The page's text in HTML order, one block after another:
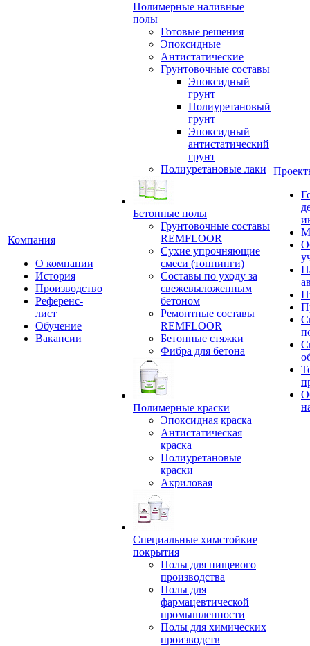
Компания
О компании
История
Производство
Референс-
лист
Обучение
Вакансии
Полимерные наливные
полы
Готовые решения
Эпоксидные
Антистатические
Грунтовочные составы
Эпоксидный
грунт
Полиуретановый
грунт
Эпоксидный
антистатический
грунт
Полиуретановые лаки
Бетонные полы
Грунтовочные составы
REMFLOOR
Сухие упрочняющие
смеси (топпинги)
Составы по уходу за
свежевыложенным
бетоном
Ремонтные составы
REMFLOOR
Бетонные стяжки
Фибра для бетона
Полимерные краски
Эпоксидная краска
Антистатическая
краска
Полиуретановые
краски
Акриловая
Специальные химстойкие
покрытия
Полы для пищевого
производства
Полы для
фармацевтической
промышленности
Полы для химических
производств